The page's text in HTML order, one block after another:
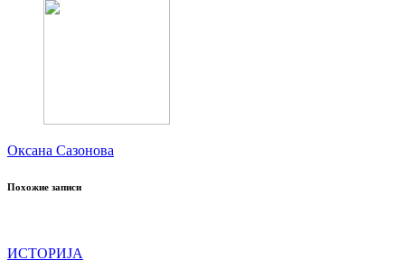
Оксана Сазонова
Похожие записи
ИСТОРИЈА